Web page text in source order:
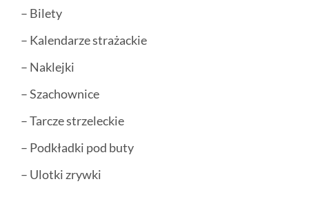
– Bilety
– Kalendarze strażackie
– Naklejki
– Szachownice
– Tarcze strzeleckie
– Podkładki pod buty
– Ulotki zrywki